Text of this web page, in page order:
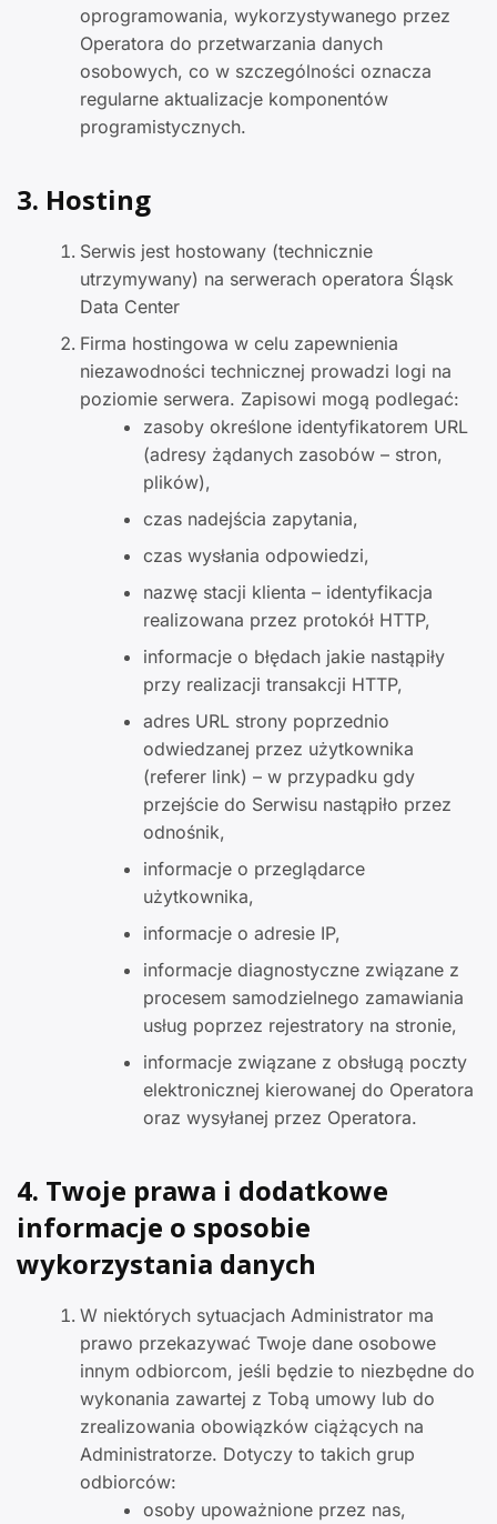
oprogramowania, wykorzystywanego przez
Operatora do przetwarzania danych
osobowych, co w szczególności oznacza
regularne aktualizacje komponentów
programistycznych.
3. Hosting
Serwis jest hostowany (technicznie
utrzymywany) na serwerach operatora Śląsk
Data Center
Firma hostingowa w celu zapewnienia
niezawodności technicznej prowadzi logi na
poziomie serwera. Zapisowi mogą podlegać:
zasoby określone identyfikatorem URL
(adresy żądanych zasobów – stron,
plików),
czas nadejścia zapytania,
czas wysłania odpowiedzi,
nazwę stacji klienta – identyfikacja
realizowana przez protokół HTTP,
informacje o błędach jakie nastąpiły
przy realizacji transakcji HTTP,
adres URL strony poprzednio
odwiedzanej przez użytkownika
(referer link) – w przypadku gdy
przejście do Serwisu nastąpiło przez
odnośnik,
informacje o przeglądarce
użytkownika,
informacje o adresie IP,
informacje diagnostyczne związane z
procesem samodzielnego zamawiania
usług poprzez rejestratory na stronie,
informacje związane z obsługą poczty
elektronicznej kierowanej do Operatora
oraz wysyłanej przez Operatora.
4. Twoje prawa i dodatkowe
informacje o sposobie
wykorzystania danych
W niektórych sytuacjach Administrator ma
prawo przekazywać Twoje dane osobowe
innym odbiorcom, jeśli będzie to niezbędne do
wykonania zawartej z Tobą umowy lub do
zrealizowania obowiązków ciążących na
Administratorze. Dotyczy to takich grup
odbiorców:
osoby upoważnione przez nas,